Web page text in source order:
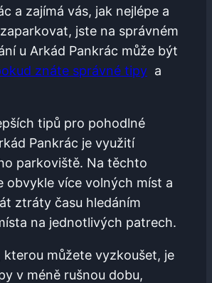
⁤a zajímá vás,⁢ jak nejlépe a
jste ⁢na správném
u Arkád Pankrác může být
znáte ⁣správné⁤ tipy ⁣ a
tipů pro pohodlné⁢
Pankrác‌ je využití⁢
parkoviště. Na těchto⁤
obvykle více volných ⁣míst a
ztráty času hledáním
na jednotlivých patrech.
⁣kterou ‌můžete vyzkoušet, je
v méně rušnou dobu,